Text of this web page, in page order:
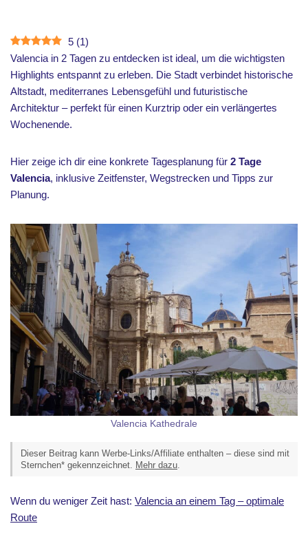
5 (1)
Valencia in 2 Tagen zu entdecken ist ideal, um die wichtigsten
Highlights entspannt zu erleben. Die Stadt verbindet historische
Altstadt, mediterranes Lebensgefühl und futuristische
Architektur – perfekt für einen Kurztrip oder ein verlängertes
Wochenende.
Hier zeige ich dir eine konkrete Tagesplanung für 2 Tage
Valencia, inklusive Zeitfenster, Wegstrecken und Tipps zur
Planung.
Valencia Kathedrale
Dieser Beitrag kann Werbe-Links/Affiliate enthalten – diese sind mit
Sternchen* gekennzeichnet. Mehr dazu.
Wenn du weniger Zeit hast: Valencia an einem Tag – optimale
Route